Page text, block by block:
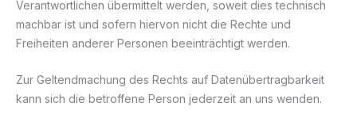
Verantwortlichen übermittelt werden, soweit dies technisch
machbar ist und sofern hiervon nicht die Rechte und
Freiheiten anderer Personen beeinträchtigt werden.
Zur Geltendmachung des Rechts auf Datenübertragbarkeit
kann sich die betroffene Person jederzeit an uns wenden.